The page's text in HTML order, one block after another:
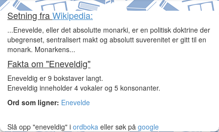
Setning fraWikipedia:
...Enevelde, eller det absolutte monarki, er en politisk doktrine der
ubegrenset, sentralisert makt og absolutt suverenitet er gitt til en
monark. Monarkens...
Fakta om "Eneveldig"
Eneveldig er 9 bokstaver langt.
Eneveldig inneholder 4 vokaler og 5 konsonanter.
Ord som ligner: Enevelde
Slå opp "eneveldig" i ordboka eller søk på google